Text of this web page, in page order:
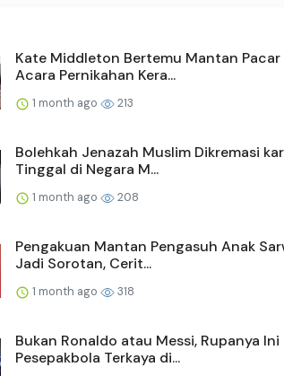
Kate Middleton Bertemu Mantan Pacar
Acara Pernikahan Kera...
1 month ago 213
Bolehkah Jenazah Muslim Dikremasi
Tinggal di Negara M...
1 month ago 208
Pengakuan Mantan Pengasuh Anak
Jadi Sorotan, Cerit...
1 month ago 318
Bukan Ronaldo atau Messi, Rupanya Ini
Pesepakbola Terkaya di...